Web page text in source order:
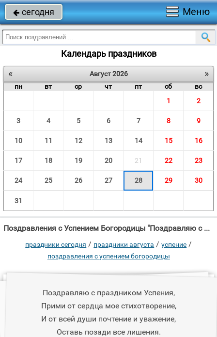
 сегодня Меню
Календарь праздников
« »
Август 2026
пн
вт ср чт пт сб
вс
1
2
3 4 5 6 7 8 9
10 11 12 13 14 15 16
17 18 19 20 21 22 23
24 25 26 27 28 29 30
31
Поздравления с Успением Богородицы "Поздравляю с праздником Успения, Прими от сердца мое стихотворение, И от всей"
праздники сегодня / праздники августа /успение /
поздравления с успением богородицы
Поздравляю с праздником Успения,
Прими от сердца мое стихотворение,
И от всей души почтение и уважение,
Оставь позади все лишения.